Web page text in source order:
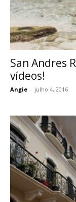
San Andres
vídeos!
Angie - julho 4, 2016